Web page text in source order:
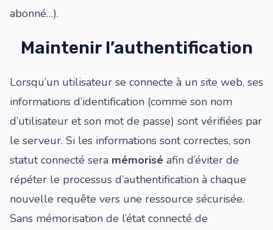
abonné…).
Maintenir l’authentification
Lorsqu’un utilisateur se connecte à un site web, ses
informations d’identification (comme son nom
d’utilisateur et son mot de passe) sont vérifiées par
le serveur. Si les informations sont correctes, son
statut connecté sera mémorisé afin d’éviter de
répéter le processus d’authentification à chaque
nouvelle requête vers une ressource sécurisée.
Sans mémorisation de l’état connecté de